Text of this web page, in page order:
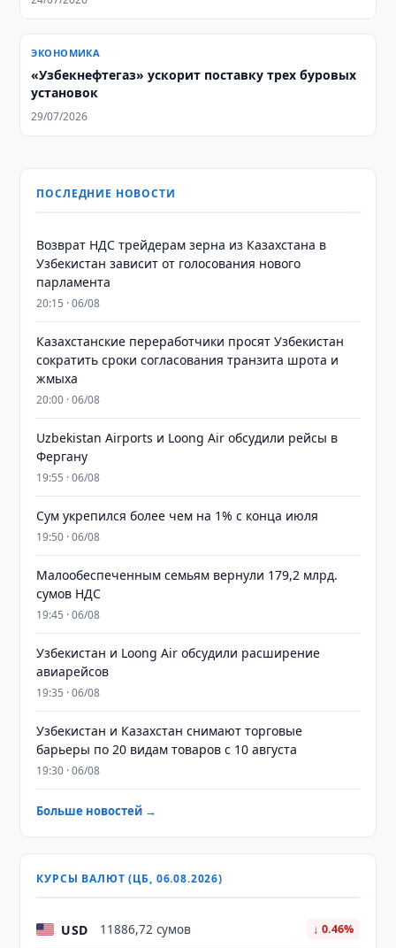
ЭКОНОМИКА
«Узбекнефтегаз» ускорит поставку трех буровых
установок
29/07/2026
ПОСЛЕДНИЕ НОВОСТИ
Возврат НДС трейдерам зерна из Казахстана в
Узбекистан зависит от голосования нового
парламента
20:15 · 06/08
Казахстанские переработчики просят Узбекистан
сократить сроки согласования транзита шрота и
жмыха
20:00 · 06/08
Uzbekistan Airports и Loong Air обсудили рейсы в
Фергану
19:55 · 06/08
Сум укрепился более чем на 1% с конца июля
19:50 · 06/08
Малообеспеченным семьям вернули 179,2 млрд.
сумов НДС
19:45 · 06/08
Узбекистан и Loong Air обсудили расширение
авиарейсов
19:35 · 06/08
Узбекистан и Казахстан снимают торговые
барьеры по 20 видам товаров с 10 августа
19:30 · 06/08
Больше новостей →
КУРСЫ ВАЛЮТ (ЦБ, 06.08.2026)
USD 11886,72 сумов ↓ 0.46%